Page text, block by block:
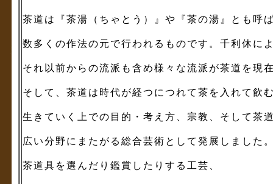
茶道は『茶湯（ちゃとう）』や『茶の湯』とも呼
数多くの作法の元で行われるものです。千利休に
それ以前からの流派も含め様々な流派が茶道を現
そして、茶道は時代が経つにつれて茶を入れて飲
生きていく上での目的・考え方、宗教、そして茶
広い分野にまたがる総合芸術として発展しました
茶道具を選んだり鑑賞したりする工芸、